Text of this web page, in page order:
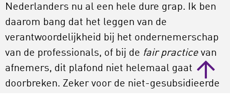
Nederlanders nu al een hele dure grap. Ik ben
daarom bang dat het leggen van de
verantwoordelijkheid bij het ondernemerschap
van de professionals, of bij de fair practice van
afnemers, dit plafond niet helemaal gaat
doorbreken. Zeker voor de niet-gesubsidieerde